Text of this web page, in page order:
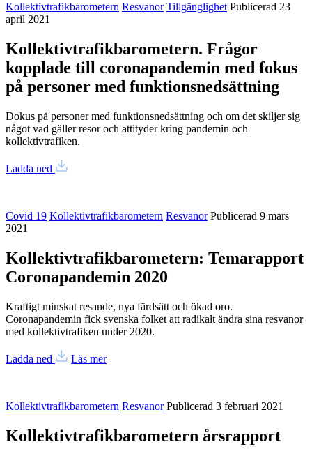
Kollektivtrafikbarometern Resvanor Tillgänglighet Publicerad 23
april 2021
Kollektivtrafikbarometern. Frågor
kopplade till coronapandemin med fokus
på personer med funktionsnedsättning
Dokus på personer med funktionsnedsättning och om det skiljer sig
något vad gäller resor och attityder kring pandemin och
kollektivtrafiken.
Ladda ned
Covid 19 Kollektivtrafikbarometern Resvanor Publicerad 9 mars
2021
Kollektivtrafikbarometern: Temarapport
Coronapandemin 2020
Kraftigt minskat resande, nya färdsätt och ökad oro.
Coronapandemin fick svenska folket att radikalt ändra sina resvanor
med kollektivtrafiken under 2020.
Ladda ned Läs mer
Kollektivtrafikbarometern Resvanor Publicerad 3 februari 2021
Kollektivtrafikbarometern årsrapport